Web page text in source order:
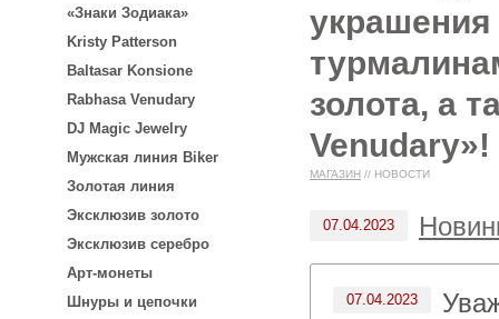
«Знаки Зодиака»
Kristy Patterson
Baltasar Konsione
Rabhasa Venudary
DJ Magic Jewelry
Мужская линия Biker
Золотая линия
Эксклюзив золото
Эксклюзив серебро
Арт-монеты
Шнуры и цепочки
украшения
золота, а
Venudary»!
МАГАЗИН // НОВОСТИ
07.04.2023
07.04.2023